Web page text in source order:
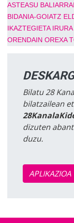
ASTEASU
BIDANIA-GOIATZ
IKAZTEGIETA IRURA
ORENDAIN OREXA
Bilatu 28
bilatzailean
dizuten
duzu.
APLIKAZIOA